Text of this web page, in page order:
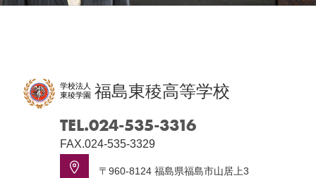
学校法人
東稜学園
福島東稜高等学校
TEL.024-535-3316
FAX.024-535-3329
〒960-8124 福島県福島市山居上3